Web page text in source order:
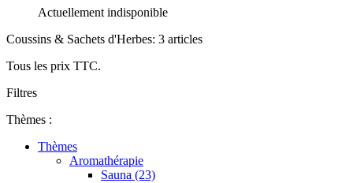
Actuellement indisponible
Coussins & Sachets d'Herbes: 3 articles
Tous les prix TTC.
Filtres
Thèmes :
Thèmes
Aromathérapie
Sauna (23)